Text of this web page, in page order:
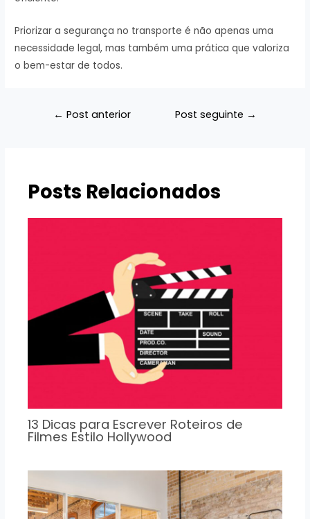
Priorizar a segurança no transporte é não apenas uma
necessidade legal, mas também uma prática que valoriza
o bem-estar de todos.
Navegação
← Post anterior Post seguinte →
Posts Relacionados
13 Dicas para Escrever Roteiros de
Filmes Estilo Hollywood